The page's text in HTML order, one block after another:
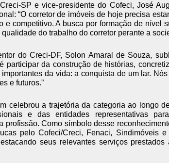
SP e vice-presidente do Cofeci, José
“O corretor de imóveis de hoje precisa
e competitivo. A busca por formação de nível
do trabalho do corretor perante a
do Creci-DF, Solon Amaral de Souza,
participar da construção de histórias,
da vida: a conquista de um lar.
e futuros.”
celebrou a trajetória da categoria ao longo
e das entidades representativas
profissão. Como símbolo desse
pelo Cofeci/Creci, Fenaci, Sindimóveis
seus relevantes serviços